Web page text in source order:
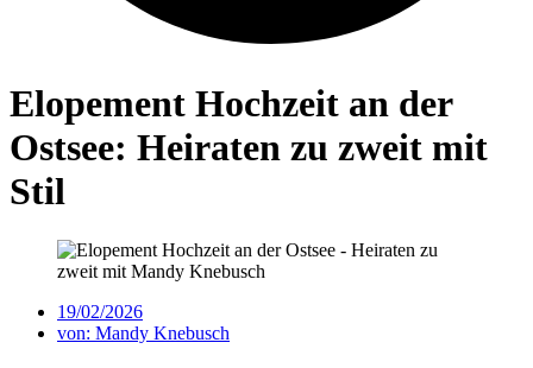
Elopement Hochzeit an der
Ostsee: Heiraten zu zweit mit
Stil
19/02/2026
von: Mandy Knebusch